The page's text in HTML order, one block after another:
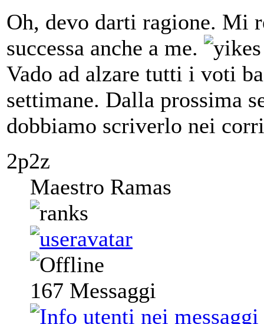
Oh, devo darti ragione. Mi
successa anche a me.
Vado ad alzare tutti i voti
settimane. Dalla prossima
dobbiamo scriverlo nei
2p2z
Maestro Ramas
167 Messaggi